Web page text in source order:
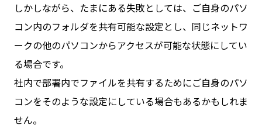
しかしながら、たまにある失敗としては、ご自身のパソ
コン内のフォルダを共有可能な設定とし、同じネットワ
ークの他のパソコンからアクセスが可能な状態にしてい
る場合です。
社内で部署内でファイルを共有するためにご自身のパソ
コンをそのような設定にしている場合もあるかもしれま
せん。